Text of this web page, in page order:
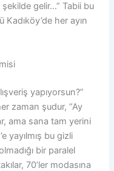
şekilde gelir…” Tabii bu
her ayın
yapıyorsun?”
zaman şudur, “Ay
ama sana tam yerini
yayılmış bu gizli
bir paralel
70’ler modasına